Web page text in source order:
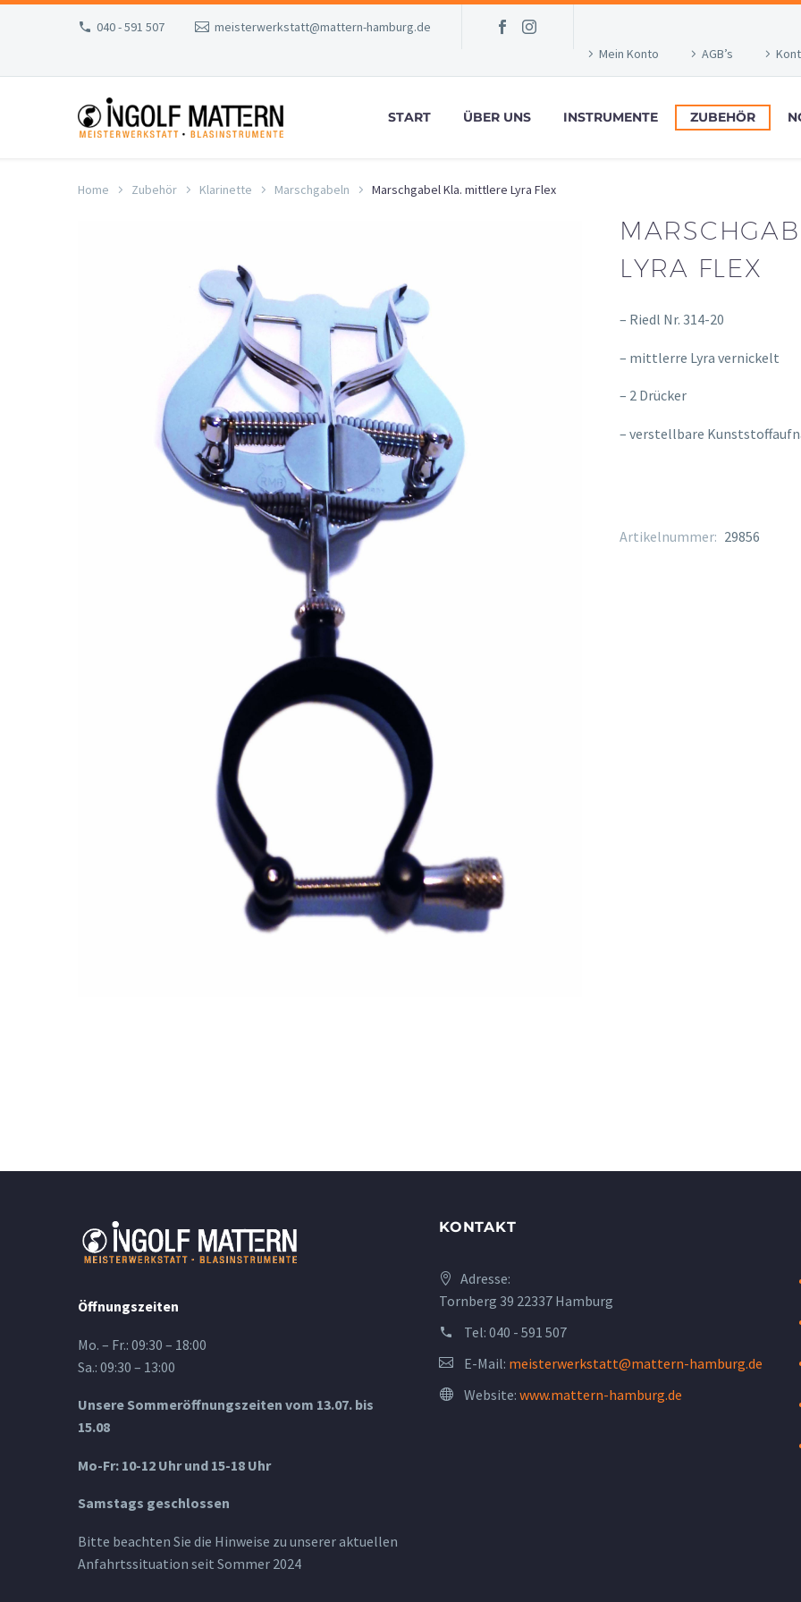
040 - 591 507
meisterwerkstatt@mattern-hamburg.de
Mein Konto
AGB’s
START ÜBER UNS INSTRUMENTE ZUBEHÖR
Home Zubehör Klarinette Marschgabeln Marschgabel Kla. mittlere Lyra Flex
LYRA FLEX
– Riedl Nr. 314-20
– mittlerre Lyra vernickelt
– 2 Drücker
– verstellbare
Artikelnummer: 29856
Öffnungszeiten
Mo. – Fr.: 09:30 – 18:00
Sa.: 09:30 – 13:00
Unsere Sommeröffnungszeiten vom 13.07. bis
15.08
Mo-Fr: 10-12 Uhr und 15-18 Uhr
Samstags geschlossen
Bitte beachten Sie die Hinweise zu unserer aktuellen
Anfahrtssituation seit Sommer 2024
KONTAKT
Adresse:
Tornberg 39 22337 Hamburg
Tel: 040 - 591 507
E-Mail: meisterwerkstatt@mattern-hamburg.de
Website: www.mattern-hamburg.de